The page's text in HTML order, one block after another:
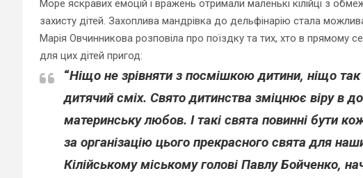
Море яскравих емоцій і вражень отримали маленькі кілійці з
захисту дітей. Захоплива мандрівка до дельфінарію стала
Марія Овчинникова розповіла про поїздку та тих, хто в прямому
для цих дітей пригод:
“Ніщо не зрівняти з посмішкою дитини, ніщо
дитячий сміх. Свято дитинства зміцнює віру в
материнську любов. І такі свята повинні бути
за організацію цього прекрасного свята для
Кілійському міському голові Павлу Бойченко,